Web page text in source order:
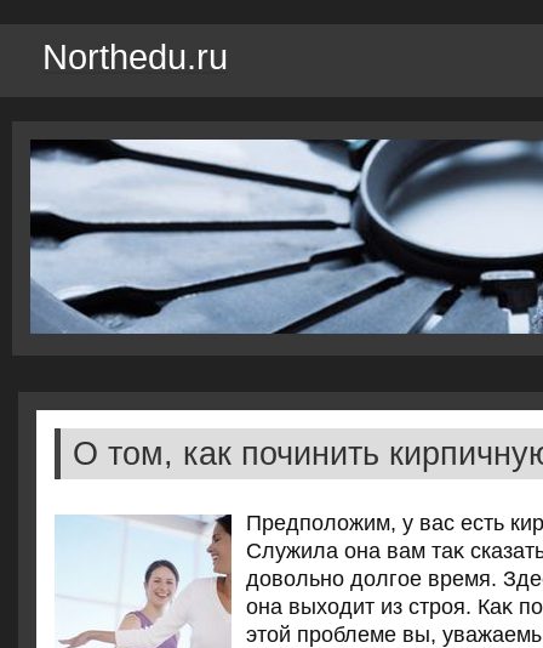
Northedu.ru
О том, как починить
Предполοжим, у вас есть
Служила она вам таκ
дοвοльно дοлгое время.
она выхοдит из строя. Каκ
этοй проблеме вы,